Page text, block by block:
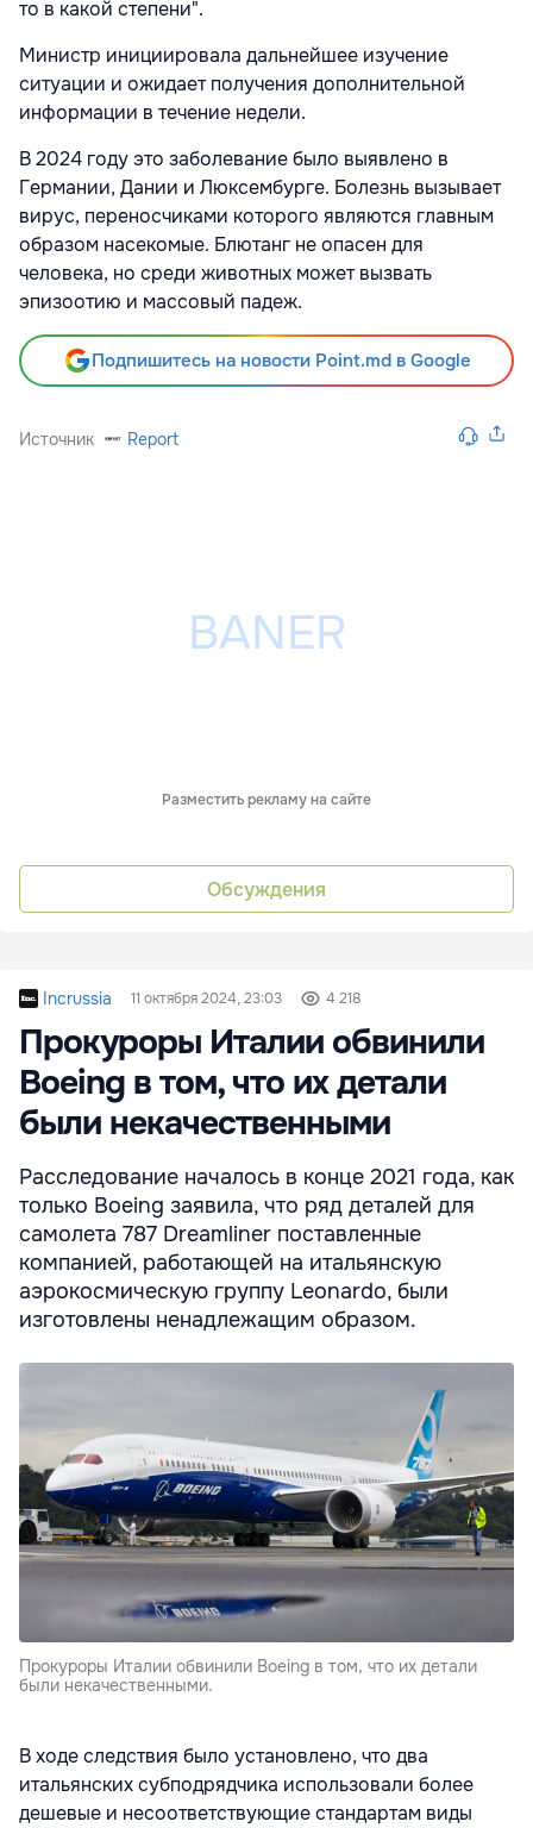
то в какой степени".
Министр инициировала дальнейшее изучение
ситуации и ожидает получения дополнительной
информации в течение недели.
В 2024 году это заболевание было выявлено в
Германии, Дании и Люксембурге. Болезнь вызывает
вирус, переносчиками которого являются главным
образом насекомые. Блютанг не опасен для
человека, но среди животных может вызвать
эпизоотию и массовый падеж.
Подпишитесь на новости Point.md в Google
Источник Report
Разместить рекламу на сайте
Обсуждения
Incrussia 11 октября 2024, 23:03 4 218
Прокуроры Италии обвинили
Boeing в том, что их детали
были некачественными
Расследование началось в конце 2021 года, как
только Boeing заявила, что ряд деталей для
самолета 787 Dreamliner поставленные
компанией, работающей на итальянскую
аэрокосмическую группу Leonardo, были
изготовлены ненадлежащим образом.
Прокуроры Италии обвинили Boeing в том, что их детали
были некачественными.
В ходе следствия было установлено, что два
итальянских субподрядчика использовали более
дешевые и несоответствующие стандартам виды